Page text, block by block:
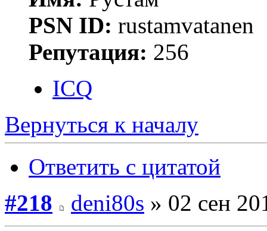
PSN ID: rustamvatanen
Репутация: 256
ICQ
Вернуться к началу
Ответить с цитатой
#218
deni80s » 02 сен